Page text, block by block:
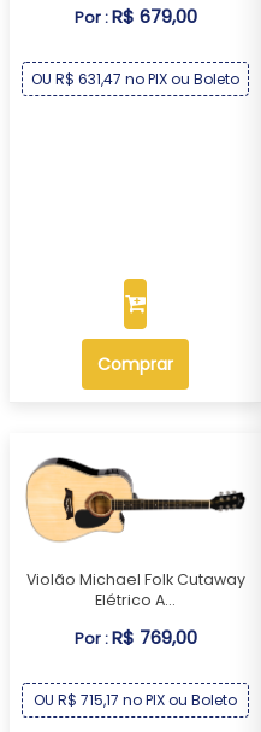
Por :R$ 679,00
OU R$ 631,47 no PIX ou Boleto
Comprar
Violão Michael Folk Cutaway
Elétrico A...
Por :R$ 769,00
OU R$ 715,17 no PIX ou Boleto